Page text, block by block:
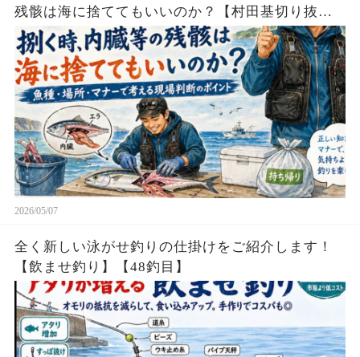
残骸は海に捨ててもいいのか？【村田基切り抜
き】
2026/05/07
全く新しい泳がせ釣りの仕掛けをご紹介します！
【飲ませ釣り】【48釣目】